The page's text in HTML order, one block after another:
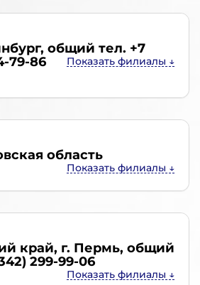
, общий тел. +7
79-86
область
край, г. Пермь, общий
299-99-06